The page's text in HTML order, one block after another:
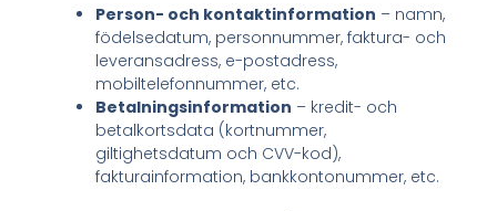
Person- och kontaktinformation – namn,
födelsedatum, personnummer, faktura- och
leveransadress, e-postadress,
mobiltelefonnummer, etc.
Betalningsinformation – kredit- och
betalkortsdata (kortnummer,
giltighetsdatum och CVV-kod),
fakturainformation, bankkontonummer, etc.